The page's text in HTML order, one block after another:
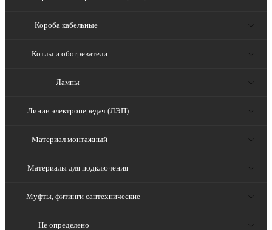
Короба кабельные
Котлы и обогреватели
Лампы
Линии электропередач (ЛЭП)
Материал монтажный
Материалы для подключения
Муфты, фитинги сантехнические
Не определено